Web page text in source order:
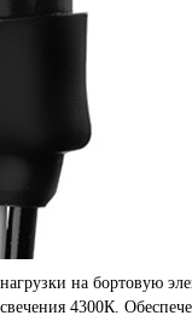
на бортовую
4300К.